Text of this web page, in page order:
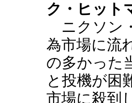
ク・ヒット
ニクソン
為市場に流
の多かった
と投機が困
市場に殺到